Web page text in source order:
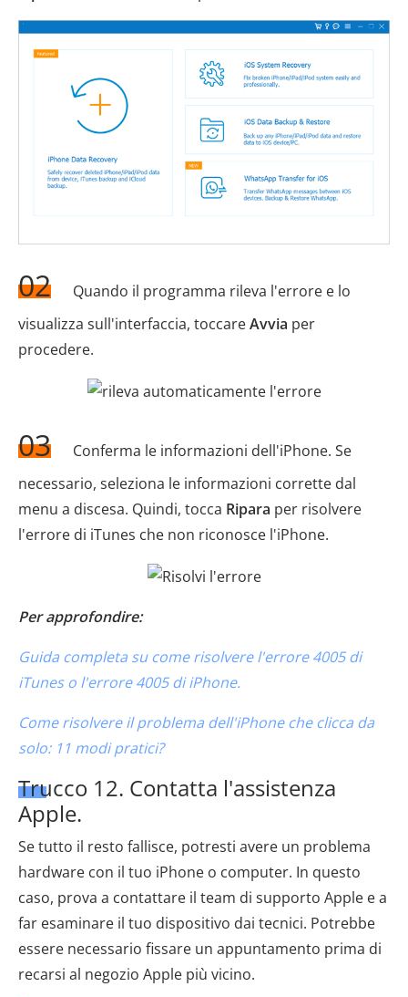
02
Quando il programma rileva l'errore e lo
visualizza sull'interfaccia, toccareAvvia per
procedere.
03
Conferma le informazioni dell'iPhone. Se
necessario, seleziona le informazioni corrette dal
menu a discesa. Quindi, tocca Ripara per risolvere
l'errore di iTunes che non riconosce l'iPhone.
Per approfondire:
Guida completa su come risolvere l'errore 4005 di
iTunes o l'errore 4005 di iPhone.
Come risolvere il problema dell'iPhone che clicca da
solo: 11 modi pratici?
Trucco 12. Contatta l'assistenza
Apple.
Se tutto il resto fallisce, potresti avere un problema
hardware con il tuo iPhone o computer. In questo
caso, prova a contattare il team di supporto Apple e a
far esaminare il tuo dispositivo dai tecnici. Potrebbe
essere necessario fissare un appuntamento prima di
recarsi al negozio Apple più vicino.